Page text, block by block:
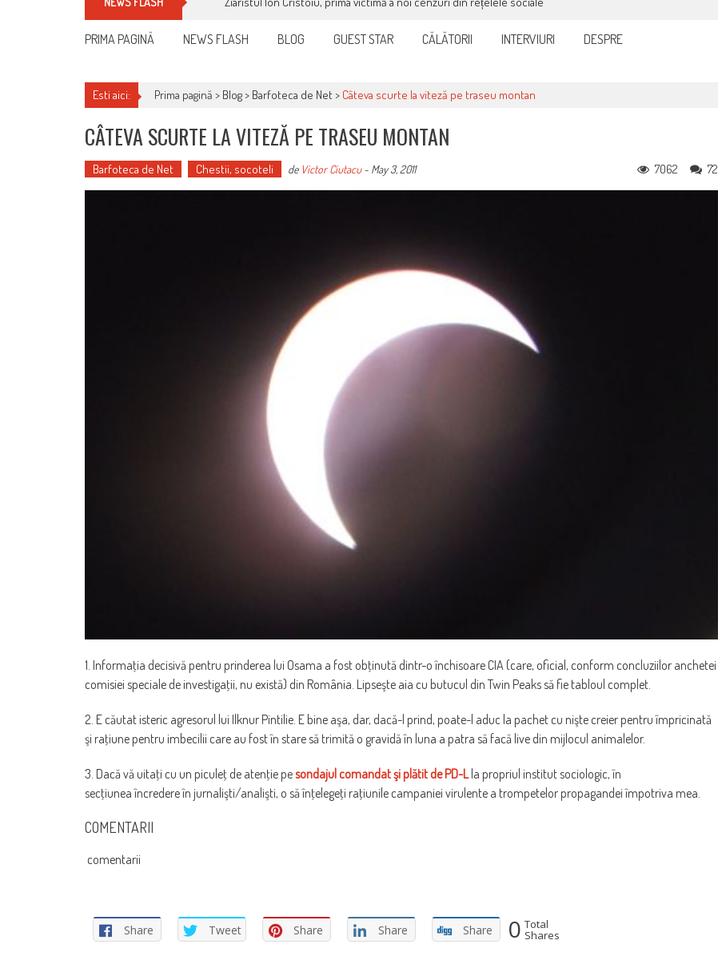
PRIMA PAGINĂ NEWS FLASH BLOG GUEST STAR CĂLĂTORII INTERVIURI DESPRE
Esti aici: Prima pagină > Blog> Barfoteca de Net> Câteva scurte la viteză pe traseu montan
CÂTEVA SCURTE LA VITEZĂ PE TRASEU MONTAN
Barfoteca de Net Chestii, socoteli de Victor Ciutacu- May 3, 2011 72
7062
1. Informaţia decisivă pentru prinderea lui Osama a fost obţinută dintr-o închisoare CIA (care, oficial, conform concluziilor anchetei
comisiei speciale de investigaţii, nu există) din România. Lipseşte aia cu butucul din Twin Peaks să fie tabloul complet.
2. E căutat isteric agresorul lui Ilknur Pintilie. E bine aşa, dar, dacă-l prind, poate-l aduc la pachet cu nişte creier pentru împricinată
şi raţiune pentru imbecilii care au fost în stare să trimită o gravidă în luna a patra să facă live din mijlocul animalelor.
3. Dacă vă uitaţi cu un piculeţ de atenţie pesondajul comandat şi plătit de PD-Lla propriul institut sociologic, în
secţiunea încredere în jurnalişti/analişti, o să înţelegeţi raţiunile campaniei virulente a trompetelor propagandei împotriva mea.
COMENTARII
comentarii
Share Tweet Share Share Share 0 Total
Shares